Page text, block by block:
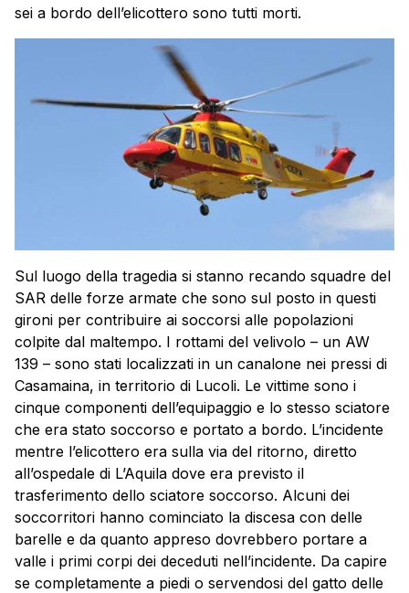
sei a bordo dell’elicottero sono tutti morti.
Sul luogo della tragedia si stanno recando squadre del
SAR delle forze armate che sono sul posto in questi
gironi per contribuire ai soccorsi alle popolazioni
colpite dal maltempo. I rottami del velivolo – un AW
139 – sono stati localizzati in un canalone nei pressi di
Casamaina, in territorio di Lucoli. Le vittime sono i
cinque componenti dell’equipaggio e lo stesso sciatore
che era stato soccorso e portato a bordo. L’incidente
mentre l’elicottero era sulla via del ritorno, diretto
all’ospedale di L’Aquila dove era previsto il
trasferimento dello sciatore soccorso. Alcuni dei
soccorritori hanno cominciato la discesa con delle
barelle e da quanto appreso dovrebbero portare a
valle i primi corpi dei deceduti nell’incidente. Da capire
se completamente a piedi o servendosi del gatto delle